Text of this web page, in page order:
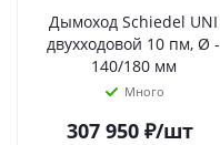
Дымоход Schiedel UNI
двухходовой 10 пм, Ø -
140/180 мм
Много
307 950₽/шт